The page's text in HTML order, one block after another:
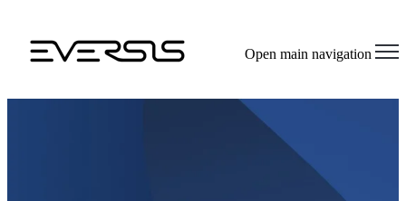
Open main navigation